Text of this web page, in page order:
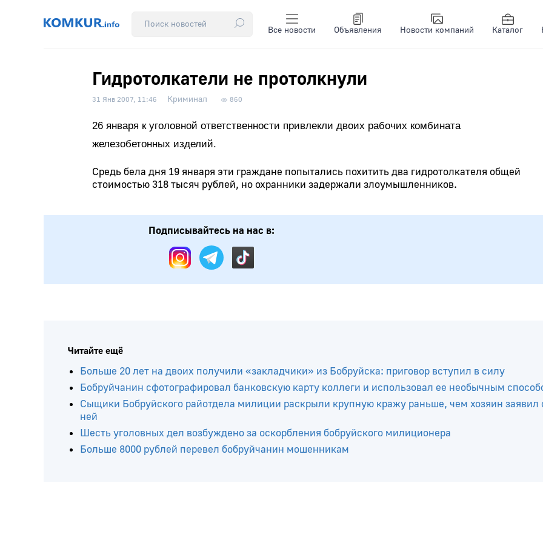
Все новости Объявления Новости компаний Каталог
Гидротолкатели не протолкнули
31 Янв 2007, 11:46 Криминал 860
26 января к уголовной ответственности привлекли двоих рабочих комбината
железобетонных изделий.
Средь бела дня 19 января эти граждане попытались похитить два гидротолкателя общей
стоимостью 318 тысяч рублей, но охранники задержали злоумышленников.
Подписывайтесь на нас в:
Читайте ещё
Больше 20 лет на двоих получили «закладчики» из Бобруйска: приговор вступил в силу
Бобруйчанин сфотографировал банковскую карту коллеги и использовал ее необычным
Сыщики Бобруйского райотдела милиции раскрыли крупную кражу раньше, чем хозяин заявил